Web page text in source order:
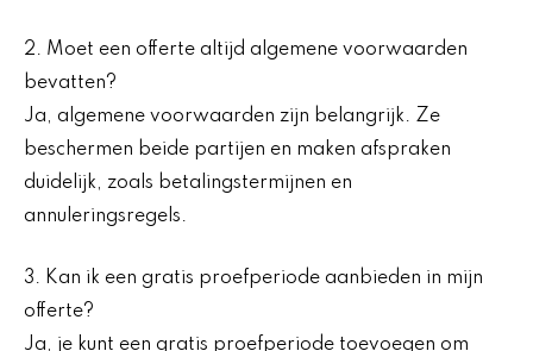
2. Moet een offerte altijd algemene voorwaarden
bevatten?
Ja, algemene voorwaarden zijn belangrijk. Ze
beschermen beide partijen en maken afspraken
duidelijk, zoals betalingstermijnen en
annuleringsregels.
3. Kan ik een gratis proefperiode aanbieden in mijn
offerte?
Ja, je kunt een gratis proefperiode toevoegen om